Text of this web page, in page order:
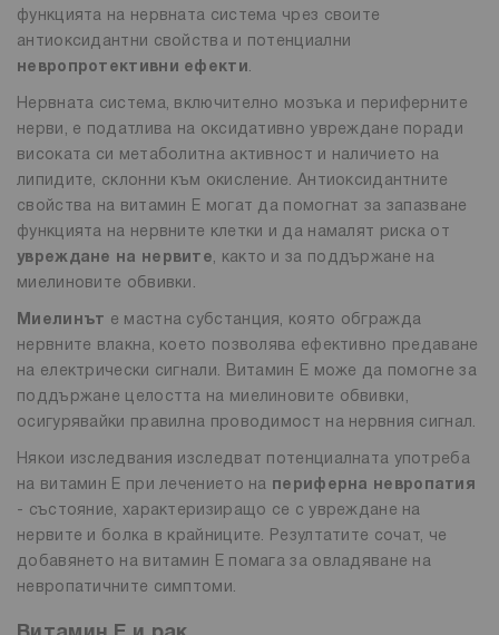
функцията на нервната система чрез своите
антиоксидантни свойства и потенциални
невропротективни ефекти .
Нервната система, включително мозъка и периферните
нерви, е податлива на оксидативно увреждане поради
високата си метаболитна активност и наличието на
липидите, склонни към окисление. Антиоксидантните
свойства на витамин Е могат да помогнат за запазване
функцията на нервните клетки и да намалят риска от
увреждане на нервите, както и за поддържане на
миелиновите обвивки.
Миелинът е мастна субстанция, която обгражда
нервните влакна, което позволява ефективно предаване
на електрически сигнали. Витамин Е може да помогне за
поддържане целостта на миелиновите обвивки,
осигурявайки правилна проводимост на нервния сигнал.
Някои изследвания изследват потенциалната употреба
на витамин Е при лечението на
периферна невропатия
- състояние, характеризиращо се с увреждане на
нервите и болка в крайниците. Резултатите сочат, че
добавянето на витамин Е помага за овладяване на
невропатичните симптоми.